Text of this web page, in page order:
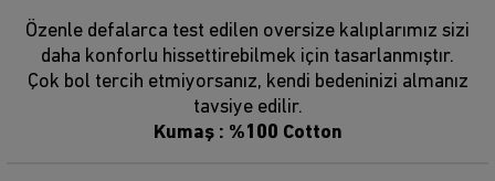
Özenle defalarca test edilen oversize kalıplarımız sizi
daha konforlu hissettirebilmek için tasarlanmıştır.
Çok bol tercih etmiyorsanız, kendi bedeninizi almanız
tavsiye edilir.
Kumaş : %100 Cotton